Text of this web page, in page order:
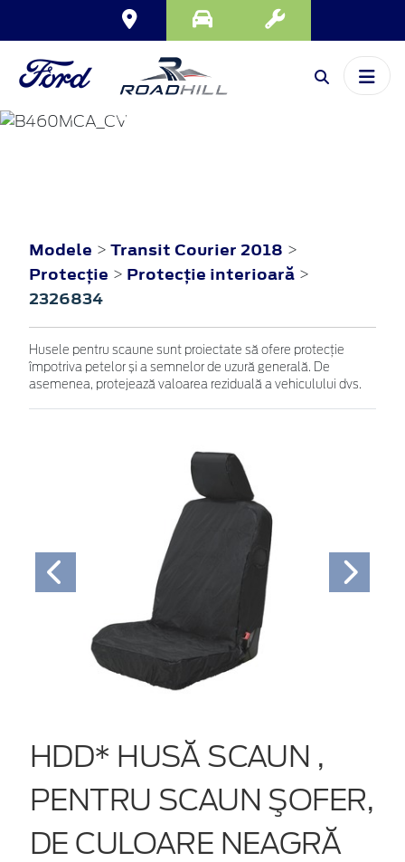
TRANSIT COURIER
Modele > Transit Courier 2018 >
Protecţie > Protecţie interioară >
2326834
Husele pentru scaune sunt proiectate să ofere protecție
împotriva petelor și a semnelor de uzură generală. De
asemenea, protejează valoarea reziduală a vehiculului dvs.
HDD* HUSĂ SCAUN ,
PENTRU SCAUN ŞOFER,
DE CULOARE NEAGRĂ